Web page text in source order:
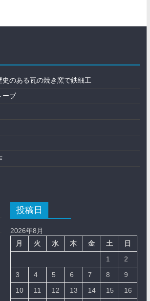
史のある瓦の焼き窯で鉄細工
ーブ
投稿日
2026年8月
月
火 水 木 金 土 日
1
2
3
4 5 6 7 8
9
10
11 12 13 14 15
16